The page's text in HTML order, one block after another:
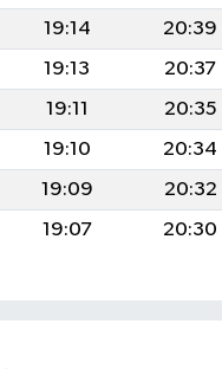
19:14
20:39
19:13
20:37
19:11
20:35
19:10
20:34
19:09
20:32
19:07 20:30